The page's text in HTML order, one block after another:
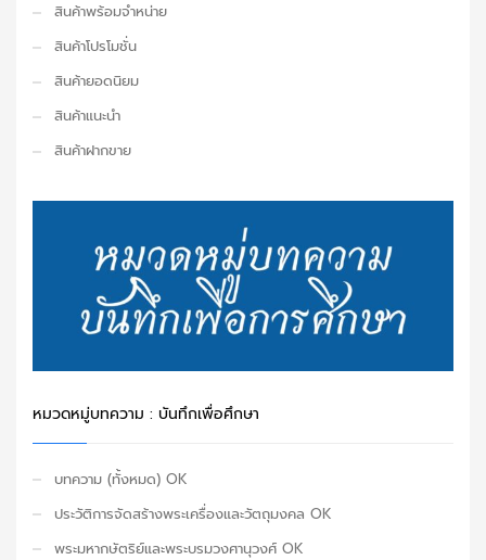
สินค้าพร้อมจำหน่าย
สินค้าโปรโมชั่น
สินค้ายอดนิยม
สินค้าแนะนำ
สินค้าฝากขาย
หมวดหมู่บทความ : บันทึกเพื่อศึกษา
บทความ (ทั้งหมด) OK
ประวัติการจัดสร้างพระเครื่องและวัตถุมงคล OK
พระมหากษัตริย์และพระบรมวงศานุวงศ์ OK